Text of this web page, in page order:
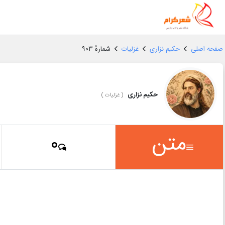
صفحه اصلی حکیم نزاری غزلیات شمارهٔ ۹۰۳
حکیم نزاری (غزلیات)
متن 0